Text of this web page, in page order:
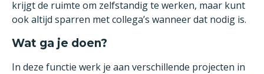
krijgt de ruimte om zelfstandig te werken, maar kunt
ook altijd sparren met collega’s wanneer dat nodig is.
Wat ga je doen?
In deze functie werk je aan verschillende projecten in